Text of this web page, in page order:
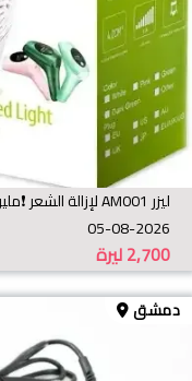
ليزر AM001 لإزالة الشعر ❗️مليون ومضة❗️
05-08-2026
ليرة2,700
دمشق